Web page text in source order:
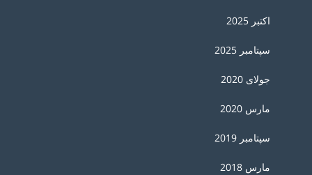
اکتبر 2025
سپتامبر 2025
جولای 2020
مارس 2020
سپتامبر 2019
مارس 2018